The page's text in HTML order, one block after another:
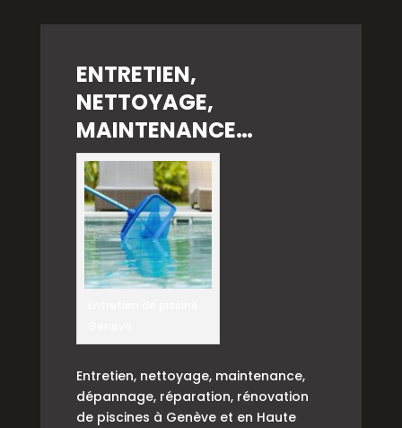
ENTRETIEN,
NETTOYAGE,
MAINTENANCE…
Entretien, nettoyage, maintenance,
dépannage, réparation, rénovation
de piscines à Genève et en Haute